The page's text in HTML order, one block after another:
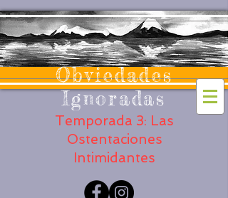
Obviedades
Ignoradas
Temporada 3: Las
Ostentaciones
Intimidantes